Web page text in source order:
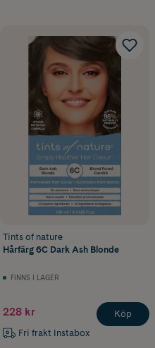
Tints of nature
Hårfärg 6C Dark Ash Blonde
FINNS I LAGER
228 kr
Fri frakt Instabox
Köp